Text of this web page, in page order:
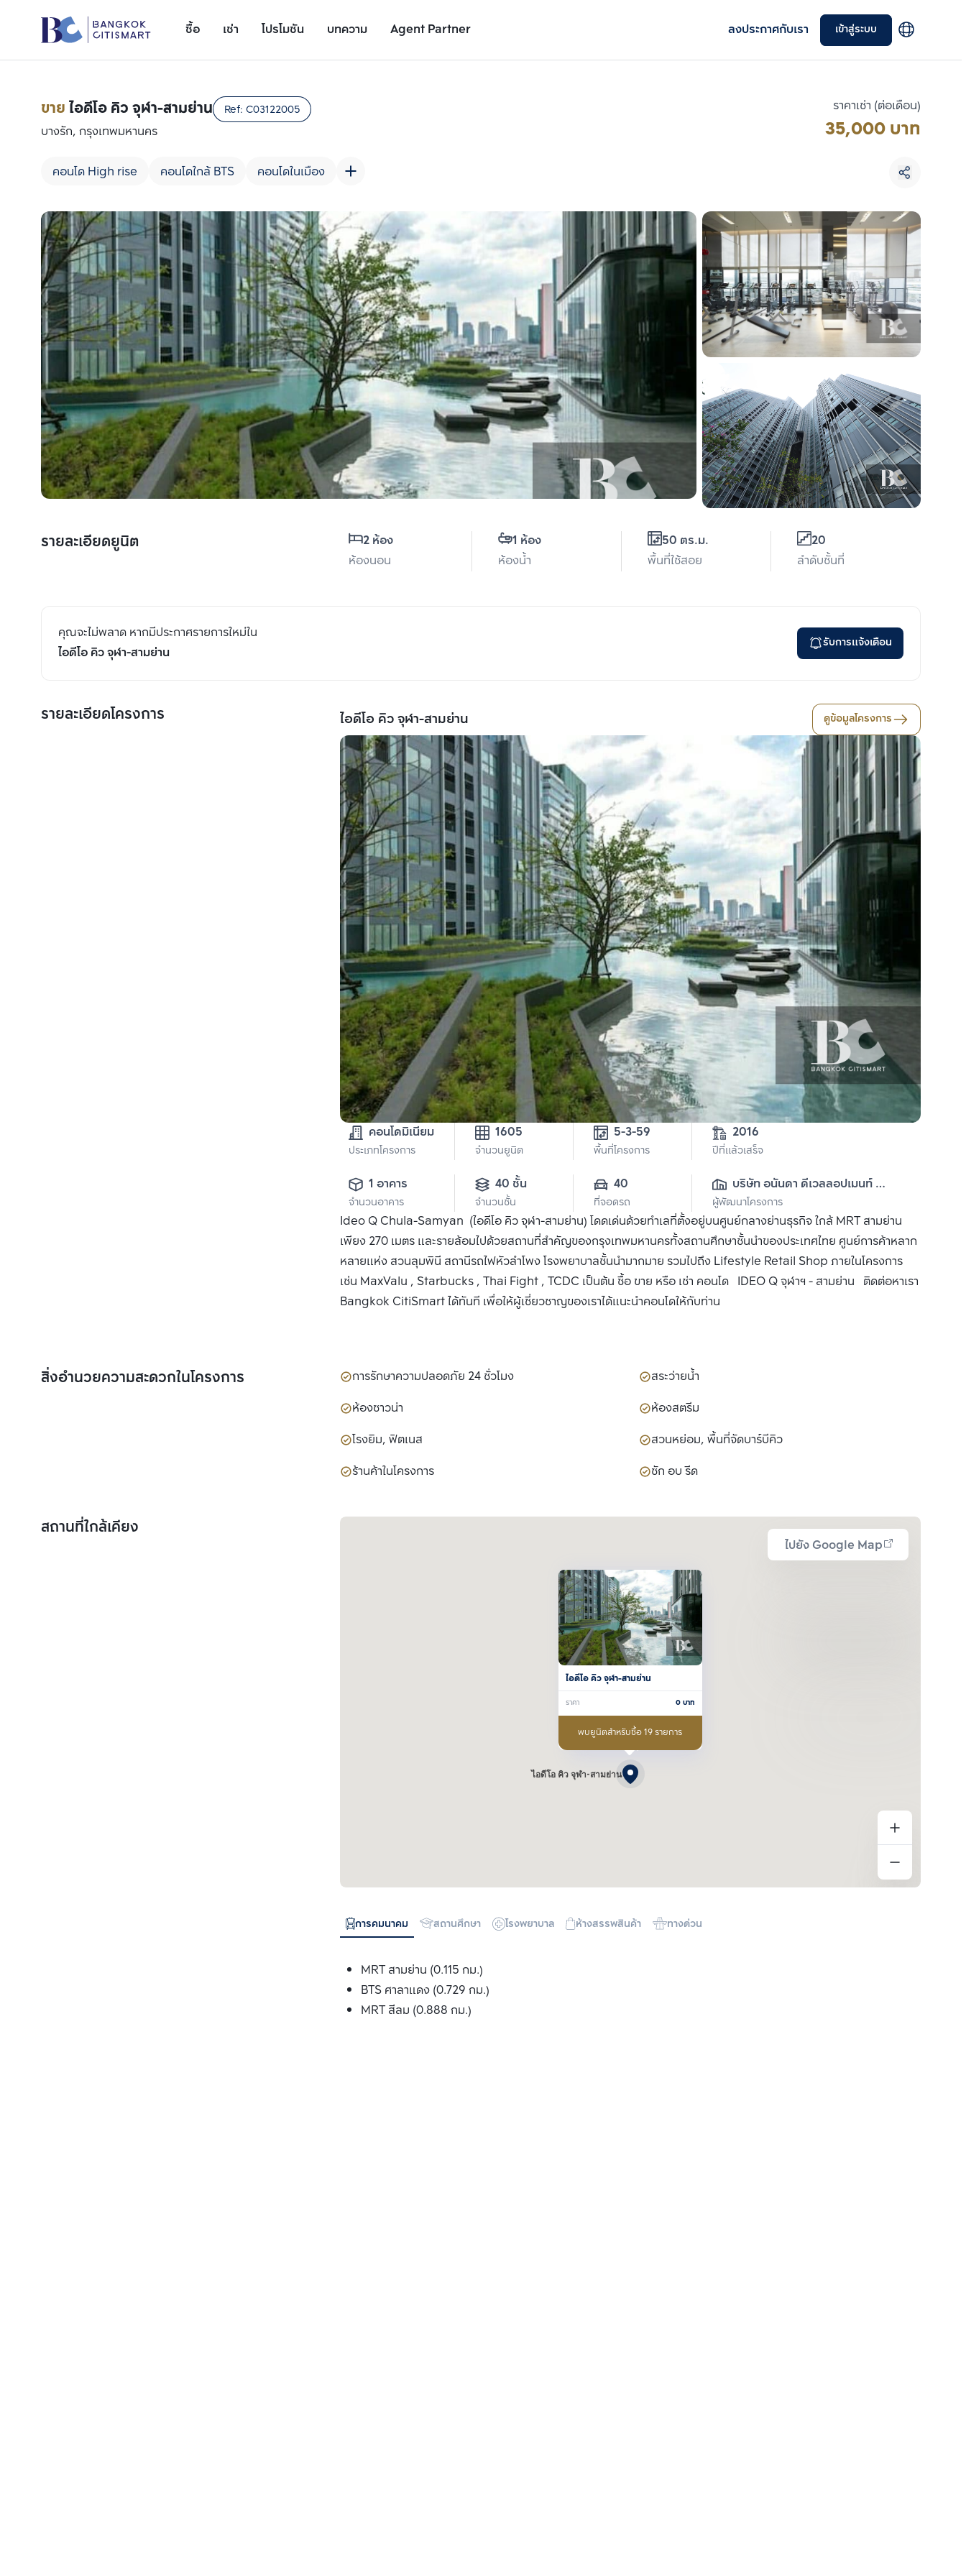
ซื้อ เช่า โปรโมชัน บทความ Agent Partner ลงประกาศกับเรา เข้าสู่ระบบ
รายละเอียดยูนิต
ขายไอดีโอ คิว จุฬา-สามย่าน Ref: C03122005
บางรัก, กรุงเทพมหานคร
คอนโด High rise คอนโดใกล้ BTS คอนโดในเมือง
ราคาเช่า (ต่อเดือน)
35,000 บาท
รายละเอียดยูนิต
2 ห้อง
ห้องนอน
1 ห้อง
ห้องน้ำ
50 ตร.ม.
พื้นที่ใช้สอย
20
ลำดับชั้นที่
คุณจะไม่พลาด หากมีประกาศรายการใหม่ใน
ไอดีโอ คิว จุฬา-สามย่าน
รับการแจ้งเตือน
รายละเอียดโครงการ ไอดีโอ คิว จุฬา-สามย่าน ดูข้อมูลโครงการ
คอนโดมิเนียม
ประเภทโครงการ
1605
จำนวนยูนิต
5-3-59
พื้นที่โครงการ
2016
ปีที่แล้วเสร็จ
1 อาคาร
จำนวนอาคาร
40 ชั้น
จำนวนชั้น
40
ที่จอดรถ
บริษัท อนันดา ดีเวลลอปเมนท์
จำกัด (มหาชน)
ผู้พัฒนาโครงการ
Ideo Q Chula-Samyan (ไอดีโอ คิว จุฬา-สามย่าน) โดดเด่นด้วยทำเลที่ตั้งอยู่บนศูนย์กลางย่านธุรกิจ ใกล้ MRT สามย่าน
เพียง 270 เมตร และรายล้อมไปด้วยสถานที่สำคัญของกรุงเทพมหานครทั้งสถานศึกษาชั้นนำของประเทศไทย ศูนย์การค้าหลาก
หลายแห่ง สวนลุมพินี สถานีรถไฟหัวลำโพง โรงพยาบาลชั้นนำมากมาย รวมไปถึง Lifestyle Retail Shop ภายในโครงการ
เช่น MaxValu , Starbucks , Thai Fight , TCDC เป็นต้น ซื้อ ขาย หรือ เช่า คอนโด IDEO Q จุฬาฯ - สามย่าน ติดต่อหาเรา
Bangkok CitiSmart ได้ทันที เพื่อให้ผู้เชี่ยวชาญของเราได้แนะนำคอนโดให้กับท่าน
สิ่งอำนวยความสะดวกในโครงการ การรักษาความปลอดภัย 24 ชั่วโมง
สระว่ายน้ำ
ห้องซาวน่า
ห้องสตรีม
โรงยิม, ฟิตเนส
สวนหย่อม, พื้นที่จัดบาร์บีคิว
ร้านค้าในโครงการ
ซัก อบ รีด
สถานที่ใกล้เคียง
ไปยัง Google Map
ไอดีโอ คิว จุฬา-สามย่าน
ไอดีโอ คิว จุฬา-สามย่าน
ราคา 0 บาท
พบยูนิตสำหรับซื้อ 19 รายการ
การคมนาคม สถานศึกษา โรงพยาบาล ห้างสรรพสินค้า ทางด่วน
MRT สามย่าน (0.115 กม.)
BTS ศาลาแดง (0.729 กม.)
MRT สีลม (0.888 กม.)
เพิ่มยูนิตเปรียบเทียบ
รายการที่ 1
เพิ่มยูนิตเปรียบเทียบ
รายการที่ 2
เพิ่มยูนิตเปรียบเทียบ
รายการที่ 3
เลือกยูนิตเพื่อเปรียบเทียบ
เลือกได้สูงสุด 3 รายการ
เปรียบเทียบ
ลบทั้งหมด